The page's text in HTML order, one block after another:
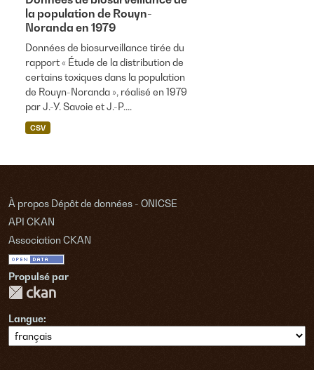
la population de Rouyn-
Noranda en 1979
Données de biosurveillance tirée du
rapport « Étude de la distribution de
certains toxiques dans la population
de Rouyn-Noranda », réalisé en 1979
par J.-Y. Savoie et J.-P....
CSV
À propos Dépôt de données - ONICSE
API CKAN
Association CKAN
Propulsé par
Langue